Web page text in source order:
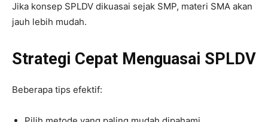
Jika konsep SPLDV dikuasai sejak SMP, materi SMA akan
jauh lebih mudah.
Strategi Cepat Menguasai SPLDV
Beberapa tips efektif: